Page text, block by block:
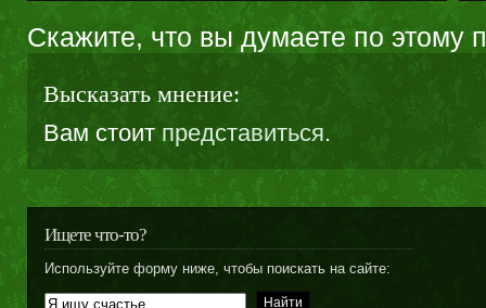
Скажите, что вы думаете по этому
Высказать мнение:
Вам стоит представиться.
Ищете что-то?
Используйте форму ниже, чтобы поискать на сайте: